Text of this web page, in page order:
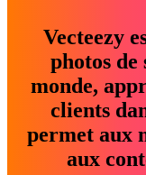
Vecteezy
photos de
monde,
clients
permet aux
aux